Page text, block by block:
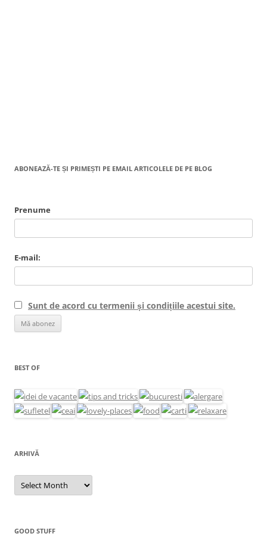
ABONEAZĂ-TE ȘI PRIMEȘTI PE EMAIL ARTICOLELE DE PE BLOG
Prenume
E-mail:
Sunt de acord cu termenii și condițiile acestui site.
BEST OF
ARHIVĂ
Arhivă
GOOD STUFF